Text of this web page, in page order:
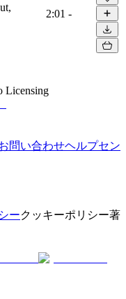
2:01 -
Licensing
問い合わせヘルプセン
ークッキーポリシー著